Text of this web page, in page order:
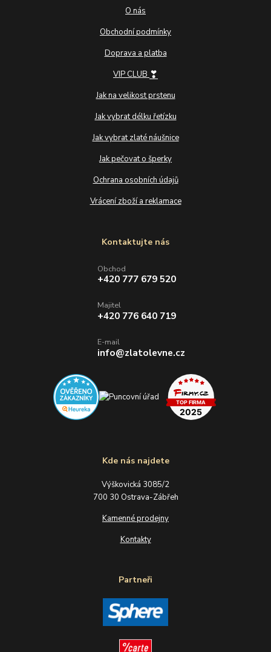
O nás
Obchodní podmínky
Doprava a platba
VIP CLUB ❣
Jak na velikost prstenu
Jak vybrat délku řetízku
Jak vybrat zlaté náušnice
Jak pečovat o šperky
Ochrana osobních údajů
Vrácení zboží a reklamace
Kde nás najdete
Výškovická 3085/2
700 30 Ostrava-Zábřeh
Kamenné prodejny
Kontakty
Partneři
Kontaktujte nás
Obchod
+420 777 679 520
Majitel
+420 776 640 719
E-mail
info@zlatolevne.cz